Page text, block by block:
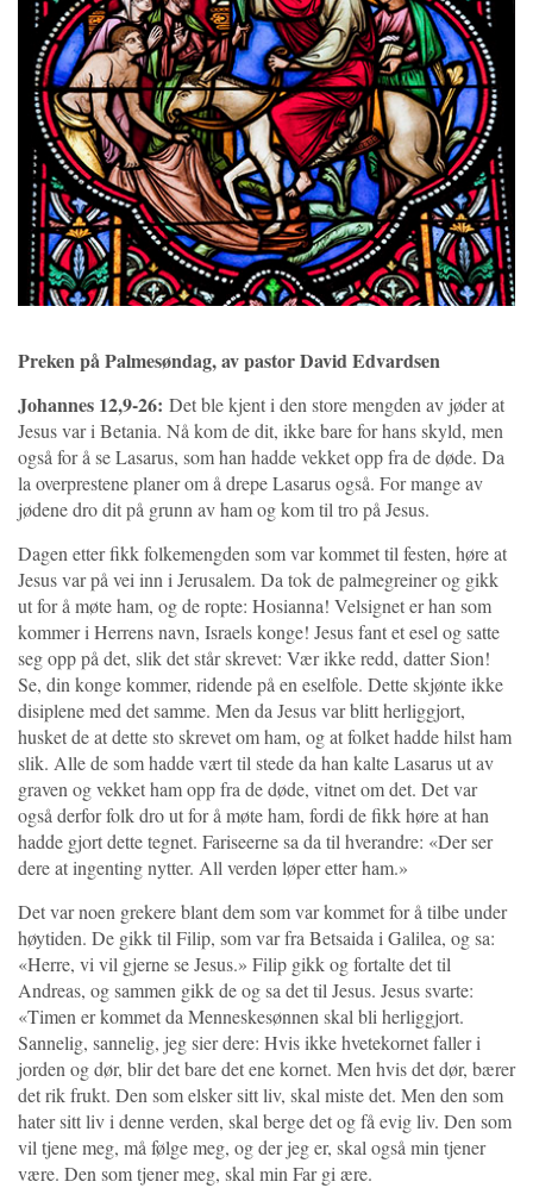
Preken på Palmesøndag, av pastor David Edvardsen
Johannes 12,9-26: Det ble kjent i den store mengden av jøder at
Jesus var i Betania. Nå kom de dit, ikke bare for hans skyld, men
også for å se Lasarus, som han hadde vekket opp fra de døde. Da
la overprestene planer om å drepe Lasarus også. For mange av
jødene dro dit på grunn av ham og kom til tro på Jesus.
Dagen etter fikk folkemengden som var kommet til festen, høre at
Jesus var på vei inn i Jerusalem. Da tok de palmegreiner og gikk
ut for å møte ham, og de ropte: Hosianna! Velsignet er han som
kommer i Herrens navn, Israels konge! Jesus fant et esel og satte
seg opp på det, slik det står skrevet: Vær ikke redd, datter Sion!
Se, din konge kommer, ridende på en eselfole. Dette skjønte ikke
disiplene med det samme. Men da Jesus var blitt herliggjort,
husket de at dette sto skrevet om ham, og at folket hadde hilst ham
slik. Alle de som hadde vært til stede da han kalte Lasarus ut av
graven og vekket ham opp fra de døde, vitnet om det. Det var
også derfor folk dro ut for å møte ham, fordi de fikk høre at han
hadde gjort dette tegnet. Fariseerne sa da til hverandre: «Der ser
dere at ingenting nytter. All verden løper etter ham.»
Det var noen grekere blant dem som var kommet for å tilbe under
høytiden. De gikk til Filip, som var fra Betsaida i Galilea, og sa:
«Herre, vi vil gjerne se Jesus.» Filip gikk og fortalte det til
Andreas, og sammen gikk de og sa det til Jesus. Jesus svarte:
«Timen er kommet da Menneskesønnen skal bli herliggjort.
Sannelig, sannelig, jeg sier dere: Hvis ikke hvetekornet faller i
jorden og dør, blir det bare det ene kornet. Men hvis det dør, bærer
det rik frukt. Den som elsker sitt liv, skal miste det. Men den som
hater sitt liv i denne verden, skal berge det og få evig liv. Den som
vil tjene meg, må følge meg, og der jeg er, skal også min tjener
være. Den som tjener meg, skal min Far gi ære.